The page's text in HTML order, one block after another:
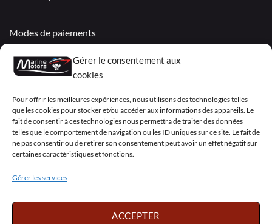
Gérer le consentement aux
cookies
Pour offrir les meilleures expériences, nous utilisons des technologies telles
que les cookies pour stocker et/ou accéder aux informations des appareils. Le
fait de consentir à ces technologies nous permettra de traiter des données
telles que le comportement de navigation ou les ID uniques sur ce site. Le fait de
ne pas consentir ou de retirer son consentement peut avoir un effet négatif sur
certaines caractéristiques et fonctions.
Gérer les services
ACCEPTER
Modes de paiements
Livraisons & Retours
Politique de confidentialité
Mentions légales
Conditions générales de vente – Garantie
Déclaration de confidentialité (UE)